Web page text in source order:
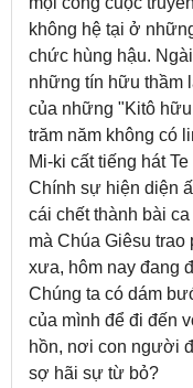
không hệ tại ở
chức hùng hậu.
những tín hữu thầm
của những "Kitô
trăm năm không có
Mi-ki cất tiếng hát
Chính sự hiện diện
cái chết thành bài
mà Chúa Giêsu
xưa, hôm nay đang
Chúng ta có dám
của mình để đi đến
hồn, nơi con người
sợ hãi sự từ bỏ?